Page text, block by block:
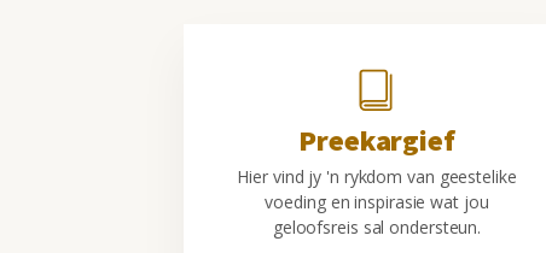
Preekargief
Hier vind jy 'n rykdom van geestelike
voeding en inspirasie wat jou
geloofsreis sal ondersteun.